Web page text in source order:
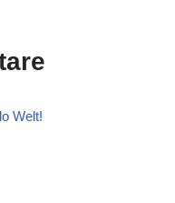
Welt!